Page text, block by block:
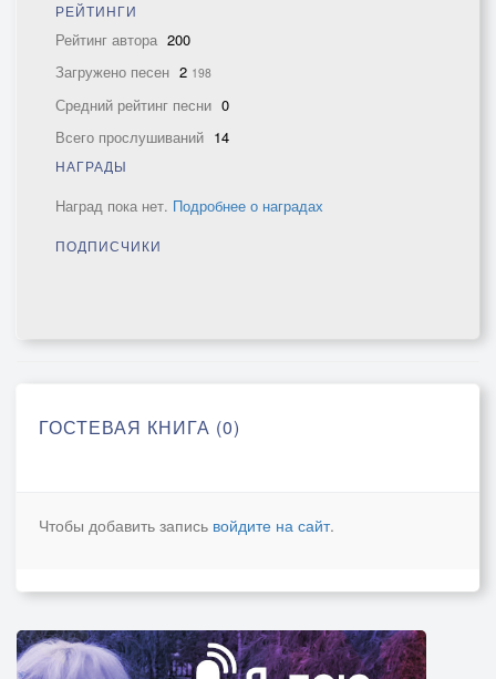
РЕЙТИНГИ
Рейтинг автора 200
Загружено песен 2 198
Средний рейтинг песни 0
Всего прослушиваний 14
НАГРАДЫ
Наград пока нет. Подробнее о наградах
ПОДПИСЧИКИ
ГОСТЕВАЯ КНИГА (0)
Чтобы добавить запись войдите на сайт.